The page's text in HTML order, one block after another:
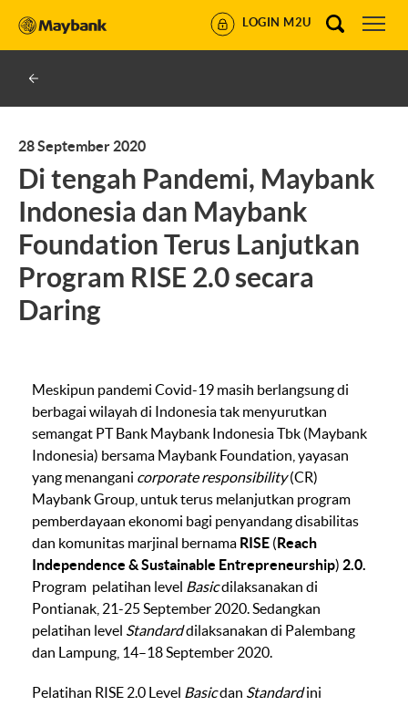
LOGIN M2U
28 September 2020
Di tengah Pandemi, Maybank
Indonesia dan Maybank
Foundation Terus Lanjutkan
Program RISE 2.0 secara
Daring
Meskipun pandemi Covid-19 masih berlangsung di
berbagai wilayah di Indonesia tak menyurutkan
semangat PT Bank Maybank Indonesia Tbk (Maybank
Indonesia) bersama Maybank Foundation, yayasan
yang menangani corporate responsibility(CR)
Maybank Group, untuk terus melanjutkan program
pemberdayaan ekonomi bagi penyandang disabilitas
dan komunitas marjinal bernama RISE (Reach
Independence & Sustainable Entrepreneurship) 2.0.
Program pelatihan level Basicdilaksanakan di
Pontianak, 21-25 September 2020. Sedangkan
pelatihan level Standarddilaksanakan di Palembang
dan Lampung, 14–18 September 2020.
Pelatihan RISE 2.0 Level Basicdan Standardini